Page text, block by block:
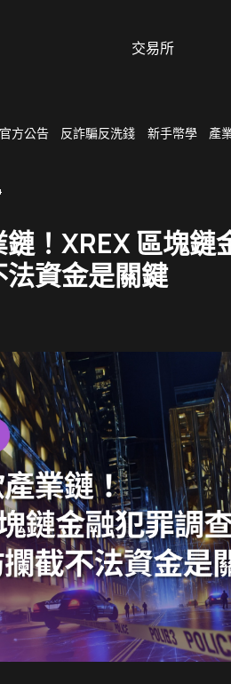
交易所
官方公告 反詐騙反洗錢 新手幣學 產
！XREX 區塊鏈
資金是關鍵